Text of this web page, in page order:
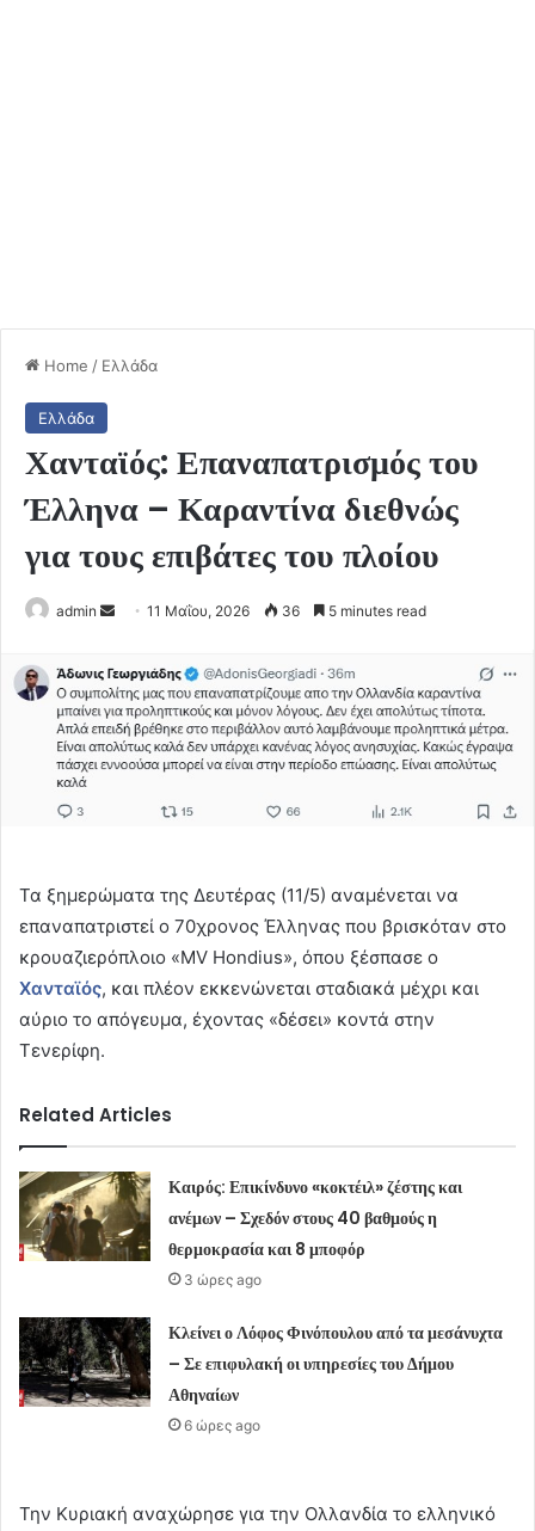
Home / Ελλάδα
Ελλάδα
Χανταϊός: Επαναπατρισμός του
Έλληνα – Καραντίνα διεθνώς
για τους επιβάτες του πλοίου
admin
Send
email
11 Μαΐου, 2026 36 5 minutes read
Τα ξημερώματα της Δευτέρας (11/5) αναμένεται να
επαναπατριστεί ο 70χρονος Έλληνας που βρισκόταν στο
κρουαζιερόπλοιο «MV Hondius», όπου ξέσπασε ο
Χανταϊός, και πλέον εκκενώνεται σταδιακά μέχρι και
αύριο το απόγευμα, έχοντας «δέσει» κοντά στην
Τενερίφη.
Related Articles
Καιρός: Επικίνδυνο «κοκτέιλ» ζέστης και
ανέμων – Σχεδόν στους 40 βαθμούς η
θερμοκρασία και 8 μποφόρ
3 ώρες ago
Κλείνει ο Λόφος Φινόπουλου από τα μεσάνυχτα
– Σε επιφυλακή οι υπηρεσίες του Δήμου
Αθηναίων
6 ώρες ago
Την Κυριακή αναχώρησε για την Ολλανδία το ελληνικό